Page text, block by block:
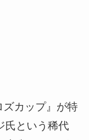
ズカップ』が特
氏という稀代